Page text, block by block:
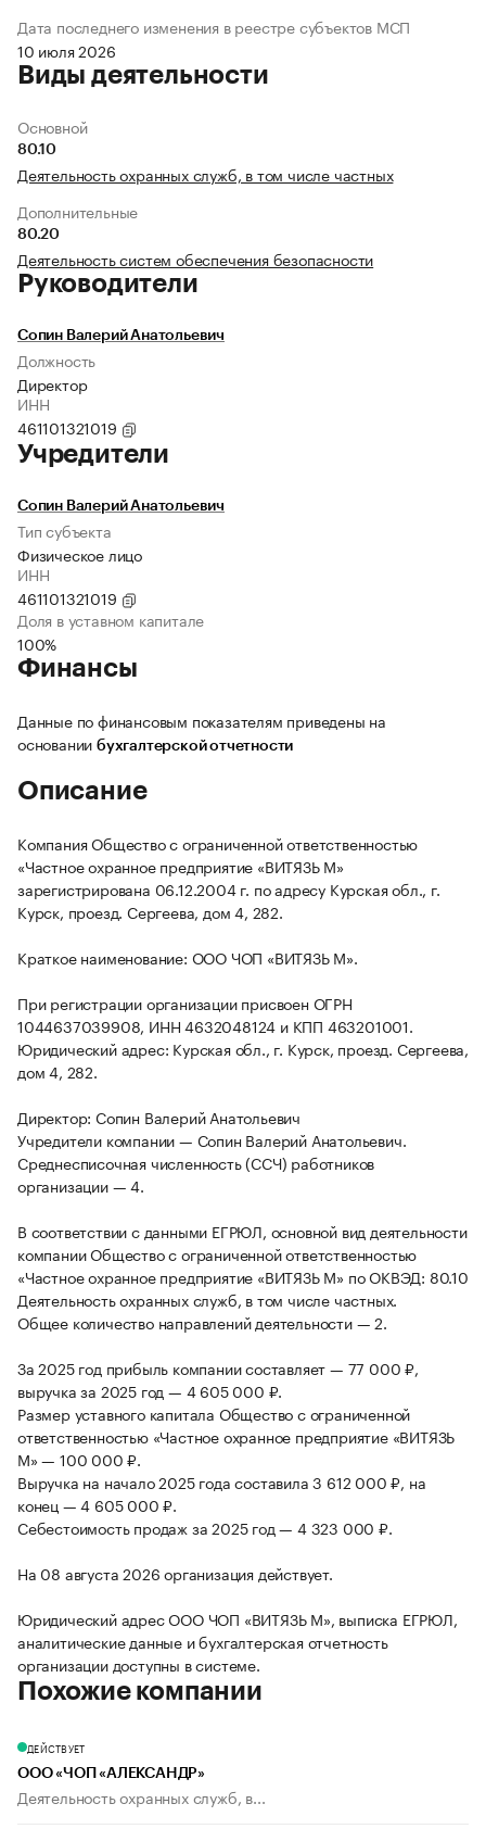
Дата последнего изменения в реестре субъектов МСП
10 июля 2026
Виды деятельности
Основной
80.10
Деятельность охранных служб, в том числе частных
Дополнительные
80.20
Деятельность систем обеспечения безопасности
Руководители
Сопин Валерий Анатольевич
Должность
Директор
ИНН
461101321019
Учредители
Сопин Валерий Анатольевич
Тип субъекта
Физическое лицо
ИНН
461101321019
Доля в уставном капитале
100%
Финансы
Данные по финансовым показателям приведены на
основании бухгалтерской отчетности
Описание
Компания Общество с ограниченной ответственностью
«Частное охранное предприятие «ВИТЯЗЬ М»
зарегистрирована 06.12.2004 г. по адресу Курская обл., г.
Курск, проезд. Сергеева, дом 4, 282.
Краткое наименование: ООО ЧОП «ВИТЯЗЬ М».
При регистрации организации присвоен ОГРН
1044637039908, ИНН 4632048124 и КПП 463201001.
Юридический адрес: Курская обл., г. Курск, проезд. Сергеева,
дом 4, 282.
Директор: Сопин Валерий Анатольевич
Учредители компании — Сопин Валерий Анатольевич.
Среднесписочная численность (ССЧ) работников
организации — 4.
В соответствии с данными ЕГРЮЛ, основной вид деятельности
компании Общество с ограниченной ответственностью
«Частное охранное предприятие «ВИТЯЗЬ М» по ОКВЭД: 80.10
Деятельность охранных служб, в том числе частных.
Общее количество направлений деятельности — 2.
За 2025 год прибыль компании составляет — 77 000 ₽,
выручка за 2025 год — 4 605 000 ₽.
Размер уставного капитала Общество с ограниченной
ответственностью «Частное охранное предприятие «ВИТЯЗЬ
М» — 100 000 ₽.
Выручка на начало 2025 года составила 3 612 000 ₽, на
конец — 4 605 000 ₽.
Себестоимость продаж за 2025 год — 4 323 000 ₽.
На 08 августа 2026 организация действует.
Юридический адрес ООО ЧОП «ВИТЯЗЬ М», выписка ЕГРЮЛ,
аналитические данные и бухгалтерская отчетность
организации доступны в системе.
Похожие компании
ДЕЙСТВУЕТ
ООО «ЧОП «АЛЕКСАНДР»
Деятельность охранных служб, в...